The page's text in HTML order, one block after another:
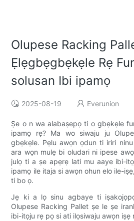
Olupese Racking
Ẹlẹgbẹgbẹkẹle Rẹ
solusan Ibi ipamọ
2025-08-19 Everunion
Ṣe o n wa alabaṣepọ ti o gbẹkẹle
ipamọ rẹ? Ma wo siwaju ju
gbẹkẹle. Pẹlu awọn ọdun ti iriri
ara wọn mulẹ bi oludari ni ipese
julọ ti a ṣe apẹrẹ lati mu aaye ibi-
ipamọ ile itaja si awọn ohun elo ile-
ti bo ọ.
Jẹ ki a lọ sinu agbaye ti
Olupese Racking Pallet ṣe le ṣe
ibi-itọju rẹ pọ si ati ilọsiwaju awọn iṣẹ